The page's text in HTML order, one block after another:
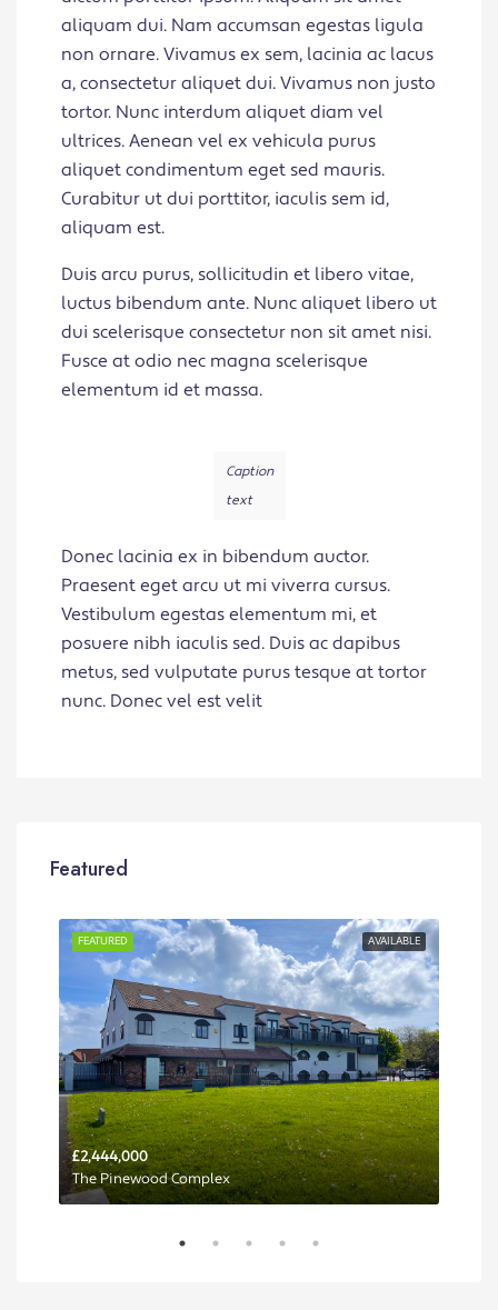
aliquam dui. Nam accumsan egestas ligula
non ornare. Vivamus ex sem, lacinia ac lacus
a, consectetur aliquet dui. Vivamus non justo
tortor. Nunc interdum aliquet diam vel
ultrices. Aenean vel ex vehicula purus
aliquet condimentum eget sed mauris.
Curabitur ut dui porttitor, iaculis sem id,
aliquam est.
Duis arcu purus, sollicitudin et libero vitae,
luctus bibendum ante. Nunc aliquet libero ut
dui scelerisque consectetur non sit amet nisi.
Fusce at odio nec magna scelerisque
elementum id et massa.
Caption
text
Donec lacinia ex in bibendum auctor.
Praesent eget arcu ut mi viverra cursus.
Vestibulum egestas elementum mi, et
posuere nibh iaculis sed. Duis ac dapibus
metus, sed vulputate purus tesque at tortor
nunc. Donec vel est velit
Featured
AVAILABLE
FEATURED
£2,444,000
The Pinewood Complex